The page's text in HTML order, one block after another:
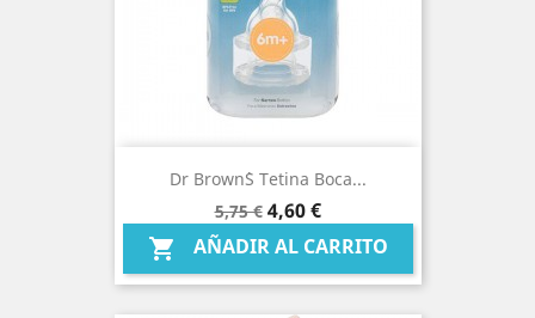
Dr Brown`s Tetina Boca...
Precio
base
5,75 € Precio
4,60 €
 AÑADIR AL CARRITO